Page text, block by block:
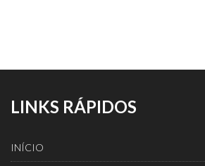
LINKS RÁPIDOS
INÍCIO